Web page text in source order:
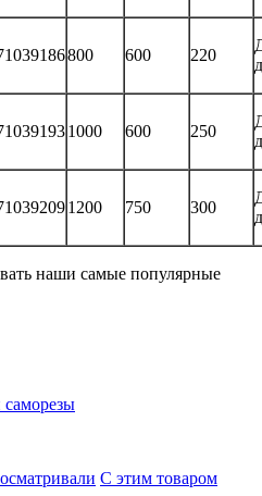
800 600 220
1000 600 250
1200 750 300
наши самые популярные
С этим товаром